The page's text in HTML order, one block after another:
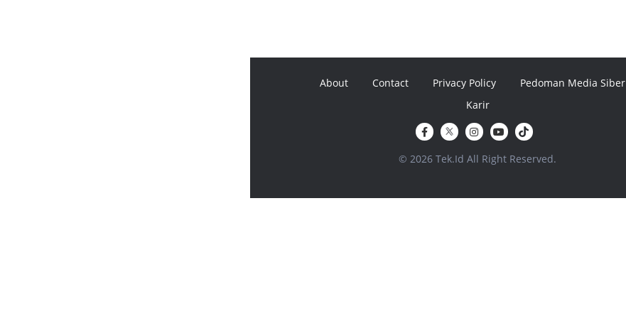
About Contact Privacy Policy
Pedoman Media Siber
Karir
© 2026 Tek.Id All Right Reserved.